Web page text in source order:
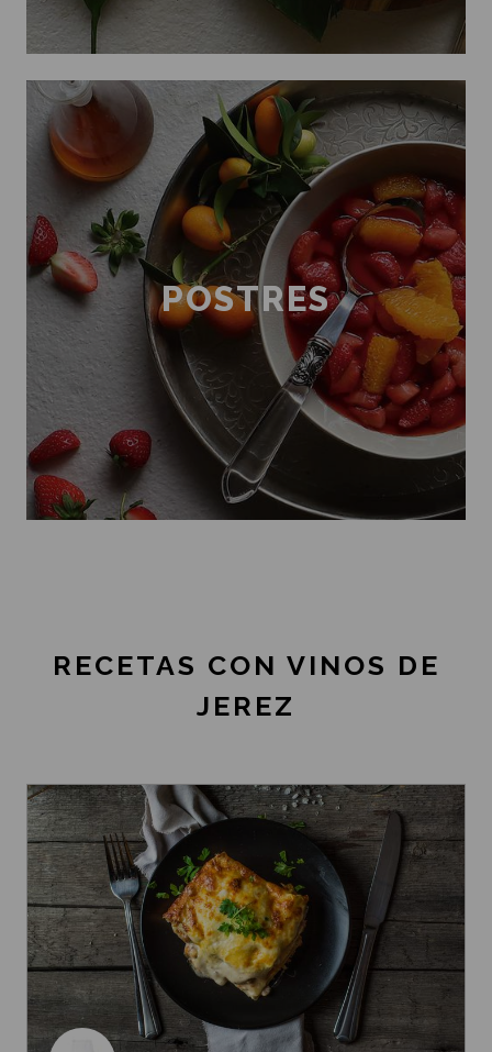
POSTRES
RECETAS CON VINOS DE
JEREZ